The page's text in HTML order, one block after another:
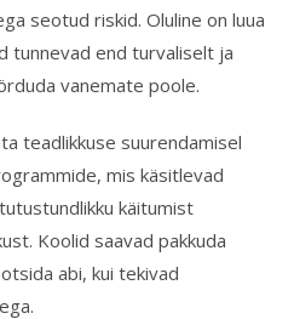
seotud riskid. Oluline on luua
tunnevad end turvaliselt ja
vanemate poole.
teadlikkuse suurendamisel
mis käsitlevad
käitumist
Koolid saavad pakkuda
abi, kui tekivad